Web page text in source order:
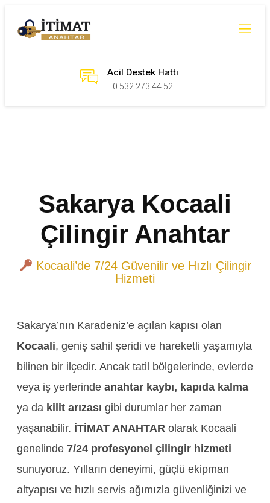
Acil Destek Hattı
0 532 273 44 52
Sakarya Kocaali
Çilingir Anahtar
Kocaali’de 7/24 Güvenilir ve Hızlı Çilingir
Hizmeti
Sakarya’nın Karadeniz’e açılan kapısı olan
Kocaali, geniş sahil şeridi ve hareketli yaşamıyla
bilinen bir ilçedir. Ancak tatil bölgelerinde, evlerde
veya iş yerlerinde anahtar kaybı, kapıda kalma
ya da kilit arızası gibi durumlar her zaman
yaşanabilir. İTİMAT ANAHTAR olarak Kocaali
genelinde 7/24 profesyonel çilingir hizmeti
sunuyoruz. Yılların deneyimi, güçlü ekipman
altyapısı ve hızlı servis ağımızla güvenliğinizi ve